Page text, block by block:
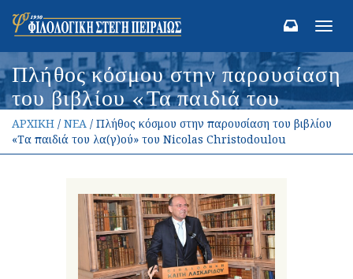
Πλήθος κόσμου στην παρουσίαση
του βιβλίου «Τα παιδιά του
λα(γ)ού» του Nicolas
Christodoulou
ΑΡΧΙΚΗ / ΝΕΑ / Πλήθος κόσμου στην παρουσίαση του βιβλίου
«Τα παιδιά του λα(γ)ού» του Nicolas Christodoulou